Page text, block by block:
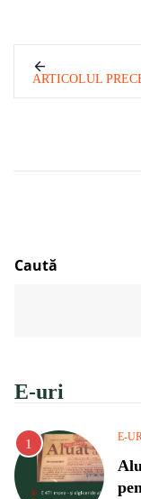
ARTICOLUL
Caută
E-uri
E-